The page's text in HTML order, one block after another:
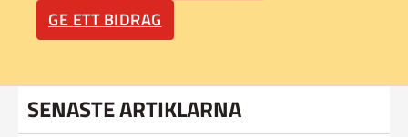
GE ETT BIDRAG
SENASTE ARTIKLARNA